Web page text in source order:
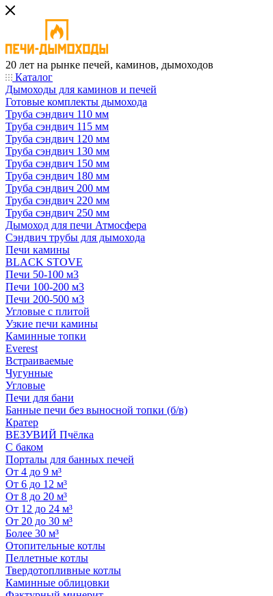
20 лет на рынке печей, каминов, дымоходов
Каталог
Дымоходы для каминов и печей
Готовые комплекты дымохода
Труба сэндвич 110 мм
Труба сэндвич 115 мм
Труба сэндвич 120 мм
Труба сэндвич 130 мм
Труба сэндвич 150 мм
Труба сэндвич 180 мм
Труба сэндвич 200 мм
Труба сэндвич 220 мм
Труба сэндвич 250 мм
Дымоход для печи Атмосфера
Сэндвич трубы для дымохода
Печи камины
BLACK STOVE
Печи 50-100 м3
Печи 100-200 м3
Печи 200-500 м3
Угловые с плитой
Узкие печи камины
Каминные топки
Everest
Встраиваемые
Чугунные
Угловые
Печи для бани
Банные печи без выносной топки (б/в)
Кратер
ВЕЗУВИЙ Пчёлка
С баком
Порталы для банных печей
От 4 до 9 м³
От 6 до 12 м³
От 8 до 20 м³
От 12 до 24 м³
От 20 до 30 м³
Более 30 м³
Отопительные котлы
Пеллетные котлы
Твердотопливные котлы
Каминные облицовки